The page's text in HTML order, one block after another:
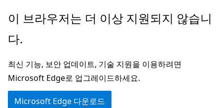
주
콘
츠
로
건
이 브라우저는 더 이상 지원되지 않습니
다.
최신 기능, 보안 업데이트, 기술 지원을 이용하려면
Microsoft Edge로 업그레이드하세요.
Microsoft Edge 다운로드